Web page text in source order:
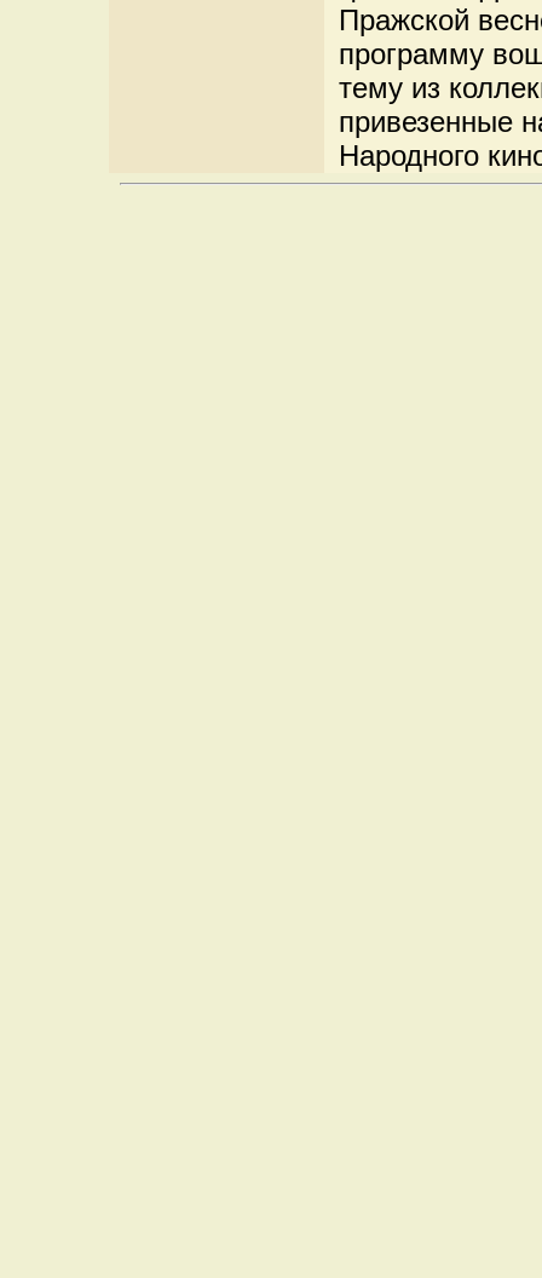
Пражской
программу
тему из
привезенные
Народного